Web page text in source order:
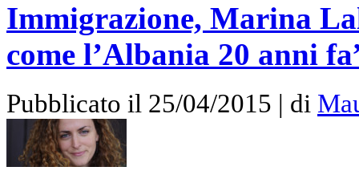
Immigrazione, Marina
come l’Albania 20 anni
Pubblicato il 25/04/2015 | di